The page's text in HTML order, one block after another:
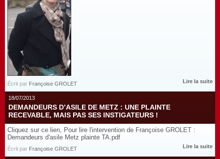
Écrit par Françoise GROLET Lire la suite
18/07/2013
DEMANDEURS D’ASILE DE METZ : UNE PLAINTE
RECEVABLE, MAIS PAS SES INSTIGATEURS !
Cliquez sur ce lien, Pour lire l'intervention de Françoise GROLET :
Demandeurs d'asile Metz plainte TA.pdf
Écrit par Françoise GROLET Lire la suite